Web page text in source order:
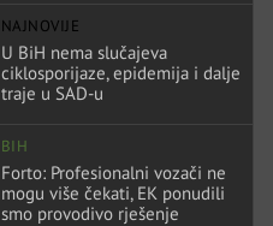
NAJNOVIJE
U BiH nema slučajeva
ciklosporijaze, epidemija i dalje
traje u SAD-u
BIH
Forto: Profesionalni vozači ne
mogu više čekati, EK ponudili
smo provodivo rješenje